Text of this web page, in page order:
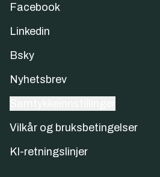
Facebook
Linkedin
Bsky
Nyhetsbrev
Vilkår og bruksbetingelser
KI-retningslinjer